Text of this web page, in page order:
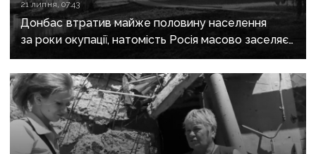
21 липня, 07:43
Донбас втратив майже половину населення
за роки окупації, натомість Росія масово заселяє
регіон своїми громадянами — ГУР